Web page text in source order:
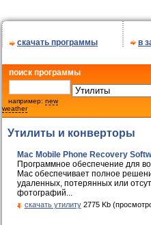
скачать программы в
поиск программы
например: new
weather
Утилиты и конверторы
Mac Mobile Phone Recovery
Программное обеспечение для
Mac обеспечивает полное
удаленных, потерянных или
фотографий...
скачать утилиту2775 Kb